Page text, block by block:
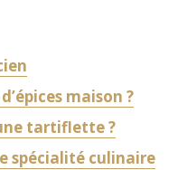
maison ?
tartiflette ?
spécialité culinaire